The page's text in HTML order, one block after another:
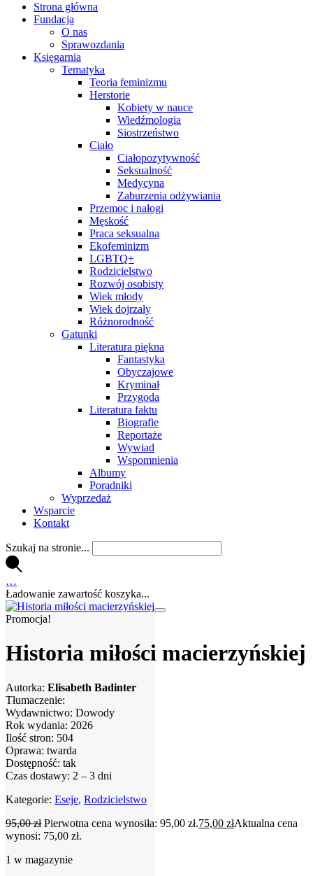
Strona główna
Fundacja
O nas
Sprawozdania
Księgarnia
Tematyka
Teoria feminizmu
Herstorie
Kobiety w nauce
Wiedźmologia
Siostrzeństwo
Ciało
Ciałopozytywność
Seksualność
Medycyna
Zaburzenia odżywiania
Przemoc i nałogi
Męskość
Praca seksualna
Ekofeminizm
LGBTQ+
Rodzicielstwo
Rozwój osobisty
Wiek młody
Wiek dojrzały
Różnorodność
Gatunki
Literatura piękna
Fantastyka
Obyczajowe
Kryminał
Przygoda
Literatura faktu
Biografie
Reportaże
Wywiad
Wspomnienia
Albumy
Poradniki
Wyprzedaż
Wsparcie
Kontakt
Szukaj na stronie...
…
Ładowanie zawartość koszyka...
Promocja!
Historia miłości macierzyńskiej
Autorka: Elisabeth Badinter
Tłumaczenie:
Wydawnictwo: Dowody
Rok wydania: 2026
Ilość stron: 504
Oprawa: twarda
Dostępność: tak
Czas dostawy: 2 – 3 dni
Kategorie: Eseje, Rodzicielstwo
95,00zł Pierwotna cena wynosiła: 95,00 zł.75,00 złAktualna cena
wynosi: 75,00 zł.
1 w magazynie